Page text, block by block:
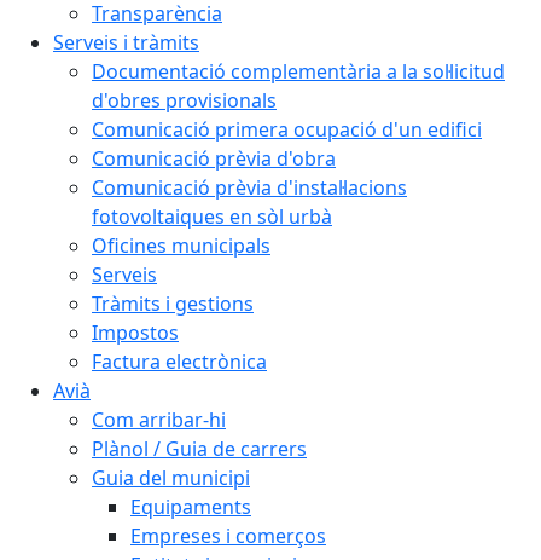
Transparència
Serveis i tràmits
Documentació complementària a la sol·licitud
d'obres provisionals
Comunicació primera ocupació d'un edifici
Comunicació prèvia d'obra
Comunicació prèvia d'instal·lacions
fotovoltaiques en sòl urbà
Oficines municipals
Serveis
Tràmits i gestions
Impostos
Factura electrònica
Avià
Com arribar-hi
Plànol / Guia de carrers
Guia del municipi
Equipaments
Empreses i comerços